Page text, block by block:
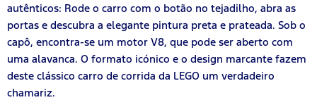
autênticos: Rode o carro com o botão no tejadilho, abra as
portas e descubra a elegante pintura preta e prateada. Sob o
capô, encontra-se um motor V8, que pode ser aberto com
uma alavanca. O formato icónico e o design marcante fazem
deste clássico carro de corrida da LEGO um verdadeiro
chamariz.